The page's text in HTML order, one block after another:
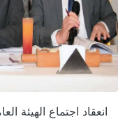
انعقاد اجتماع الهيئة